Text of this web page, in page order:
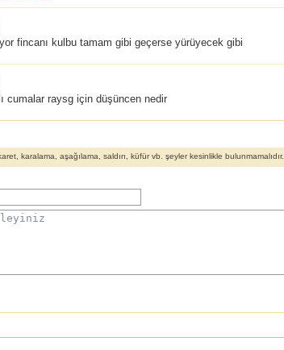
fincanı kulbu tamam gibi geçerse yürüyecek gibi
cumalar raysg için düşüncen nedir
karalama, aşağılama, saldırı, küfür vb. şeyler kesinlikle bulunmamalıdır.